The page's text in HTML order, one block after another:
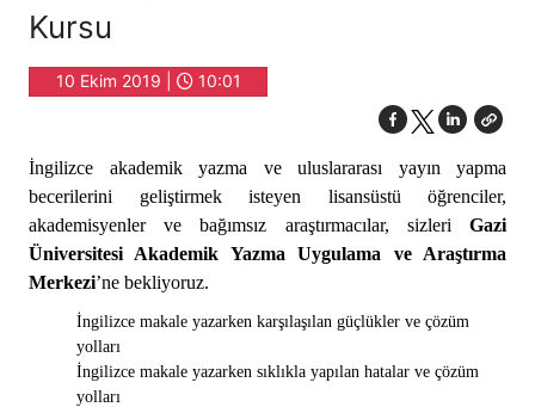
Kursu
10 Ekim 2019 | 10:01
İngilizce akademik yazma ve uluslararası yayın yapma
becerilerini geliştirmek isteyen lisansüstü öğrenciler,
akademisyenler ve bağımsız araştırmacılar, sizleri Gazi
Üniversitesi Akademik Yazma Uygulama ve Araştırma
Merkezi’ne bekliyoruz.
İngilizce makale yazarken karşılaşılan güçlükler ve çözüm
yolları
İngilizce makale yazarken sıklıkla yapılan hatalar ve çözüm
yolları